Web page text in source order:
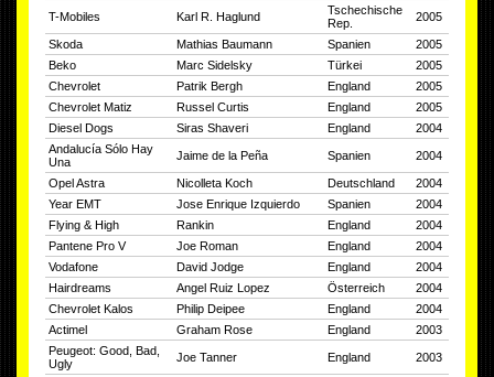
T-Mobiles Karl R. Haglund
Tschechische
Rep.
2005
Skoda Mathias Baumann Spanien
2005
Beko
Marc Sidelsky Türkei
2005
Chevrolet
Patrik Bergh England
2005
Chevrolet Matiz
Russel Curtis England
2005
Diesel Dogs
Siras Shaveri England
2004
Andalucía Sólo Hay
Una
Jaime de la Peña Spanien 2004
Opel Astra Nicolleta Koch Deutschland
2004
Year EMT
Jose Enrique Izquierdo Spanien
2004
Flying & High
Rankin England
2004
Pantene Pro V
Joe Roman England
2004
Vodafone
David Jodge England
2004
Hairdreams
Angel Ruiz Lopez Österreich
2004
Chevrolet Kalos
Philip Deipee England
2004
Actimel
Graham Rose England
2003
Peugeot: Good, Bad,
Ugly
Joe Tanner England 2003